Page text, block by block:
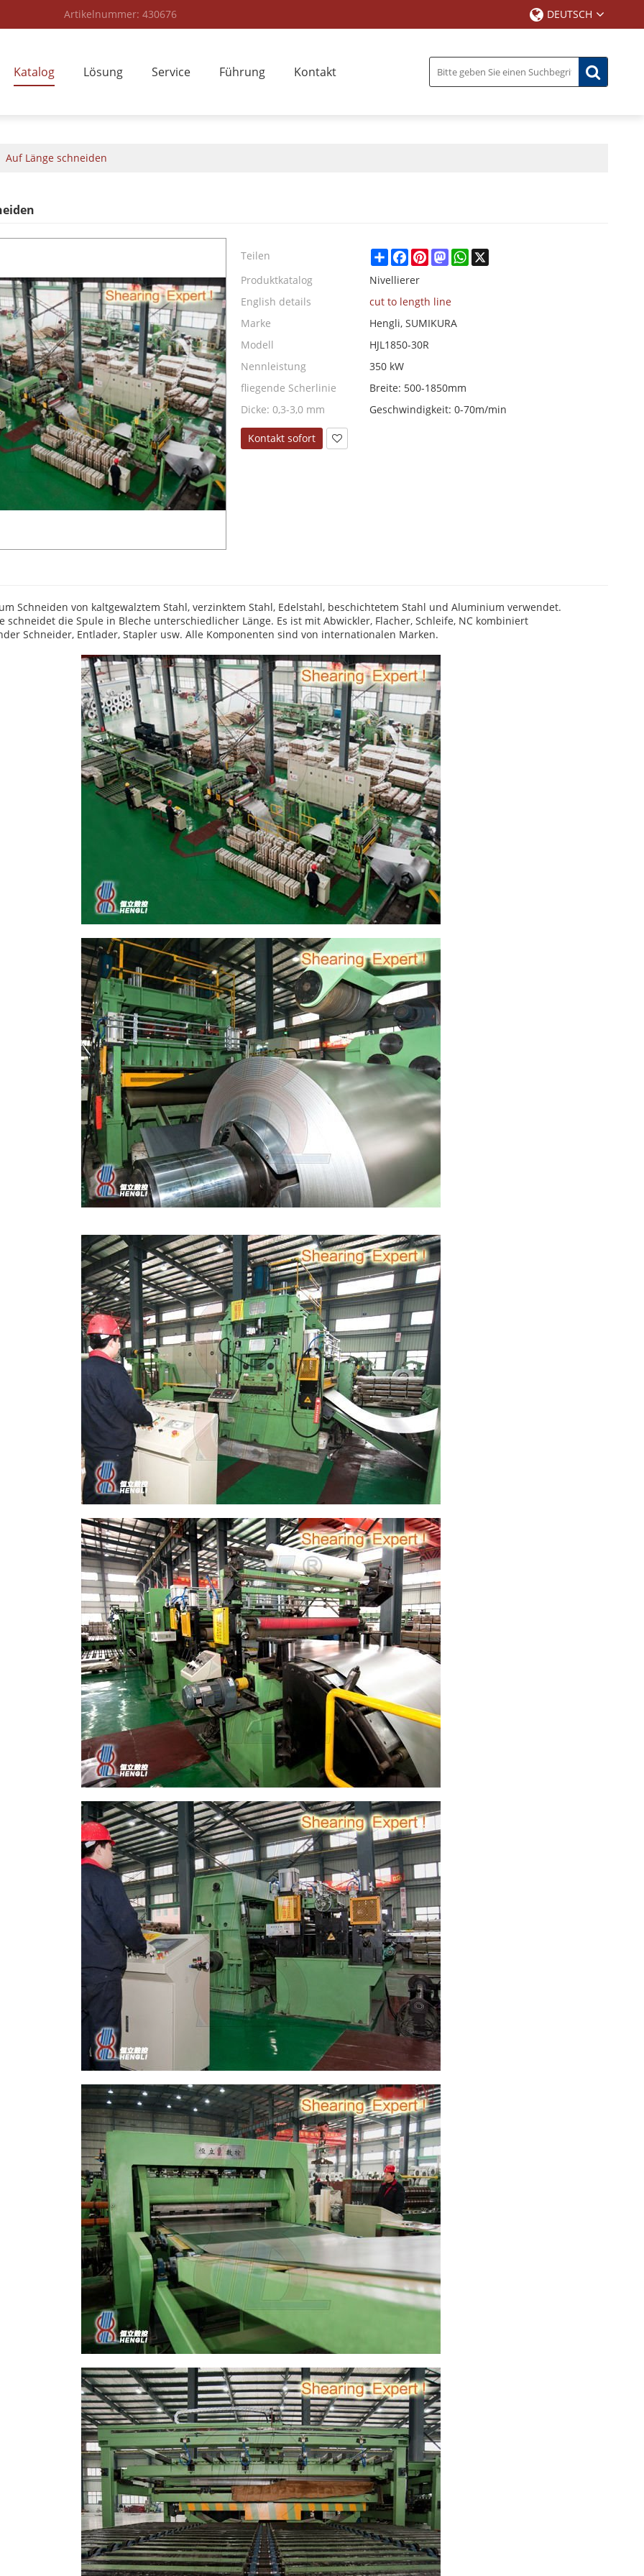
Artikelnummer: 430676 DEUTSCH
Katalog Lösung Service Führung Kontakt
Auf Länge schneiden
Teilen ShareFacebook
PinterestMastodonWhatsApp
X
Produktkatalog
Nivellierer
English details
cut to length line
Marke
Hengli, SUMIKURA
Modell
HJL1850-30R
Nennleistung
350 kW
fliegende Scherlinie
Breite: 500-1850mm
Dicke: 0,3-3,0 mm
Geschwindigkeit: 0-70m/min
Kontakt sofort
Schneiden von kaltgewalztem Stahl, verzinktem Stahl, Edelstahl, beschichtetem Stahl und Aluminium verwendet.
schneidet die Spule in Bleche unterschiedlicher Länge. Es ist mit Abwickler, Flacher, Schleife, NC kombiniert
Schneider, Entlader, Stapler usw. Alle Komponenten sind von internationalen Marken.